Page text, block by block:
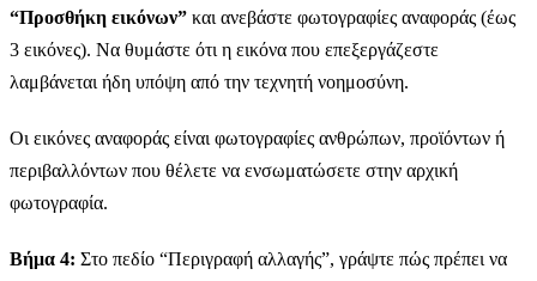
“Προσθήκη εικόνων” και ανεβάστε φωτογραφίες αναφοράς (έως
3 εικόνες). Να θυμάστε ότι η εικόνα που επεξεργάζεστε
λαμβάνεται ήδη υπόψη από την τεχνητή νοημοσύνη.
Οι εικόνες αναφοράς είναι φωτογραφίες ανθρώπων, προϊόντων ή
περιβαλλόντων που θέλετε να ενσωματώσετε στην αρχική
φωτογραφία.
Βήμα 4: Στο πεδίο “Περιγραφή αλλαγής”, γράψτε πώς πρέπει να